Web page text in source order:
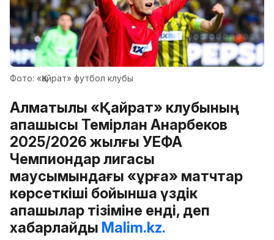
Фото: «Қайрат» футбол клубы
Алматылық «Қайрат» клубының
қақпашысы Темірлан Анарбеков
2025/2026 жылғы УЕФА
Чемпиондар лигасы
маусымындағы «құрғақ» матчтар
көрсеткіші бойынша үздік
қақпашылар тізіміне енді, деп
хабарлайды Malim.kz.